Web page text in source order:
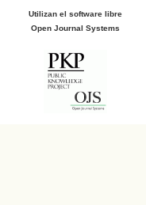
Utilizan el software libre
Open Journal Systems